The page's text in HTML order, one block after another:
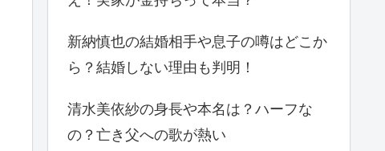
新納慎也の結婚相手や息子の噂はどこか
ら？結婚しない理由も判明！
清水美依紗の身長や本名は？ハーフな
の？亡き父への歌が熱い